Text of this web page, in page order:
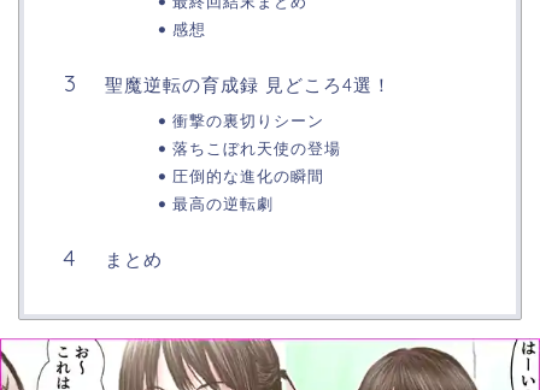
感想
聖魔逆転の育成録 見どころ4選！
衝撃の裏切りシーン
落ちこぼれ天使の登場
圧倒的な進化の瞬間
最高の逆転劇
まとめ